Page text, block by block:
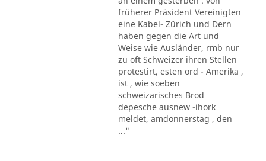
früherer Präsident Vereinigten
eine Kabel- Zürich und Dern
haben gegen die Art und
Weise wie Ausländer, rmb nur
zu oft Schweizer ihren Stellen
protestirt, esten ord - Amerika ,
ist , wie soeben
schweizarisches Brod
depesche ausnew -ihork
meldet, amdonnerstag , den
..."